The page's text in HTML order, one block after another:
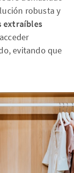
robusta y
extraíbles
evitando que